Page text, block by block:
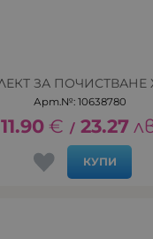
ЗА ПОЧИСТВАНЕ
Арт.№: 10638780
11.90 € / 23.27
КУПИ